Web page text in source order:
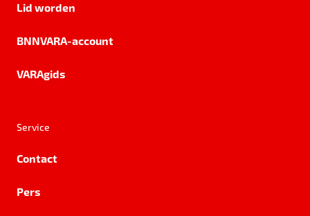
Lid worden
BNNVARA-account
VARAgids
Service
Contact
Pers